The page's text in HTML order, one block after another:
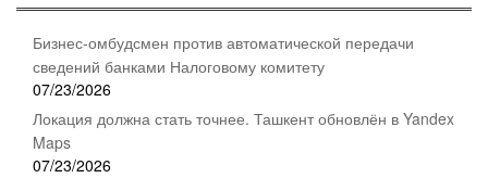
Бизнес-омбудсмен против автоматической передачи
сведений банками Налоговому комитету
07/23/2026
Локация должна стать точнее. Ташкент обновлён в Yandex
Maps
07/23/2026